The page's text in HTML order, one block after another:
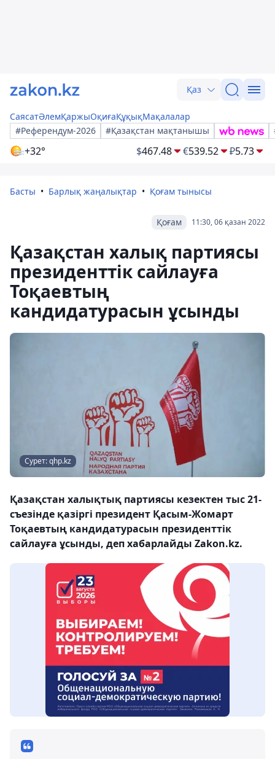
Қаз
СаясатӘлемҚаржыОқиғаҚұқықМақалалар
#Референдум-2026
#Қазақстан мақтанышы
+32° $467.48 €539.52 ₽5.73
Басты Барлық жаңалықтар Қоғам тынысы
11:30, 06 қазан 2022
Қоғам
Қазақстан халық партиясы
президенттік сайлауға
Тоқаевтың
кандидатурасын ұсынды
Сурет: qhp.kz
Қазақстан халықтық партиясы кезектен тыс 21-
съезінде қазіргі президент Қасым-Жомарт
Тоқаевтың кандидатурасын президенттік
сайлауға ұсынды, деп хабарлайды Zakon.kz.